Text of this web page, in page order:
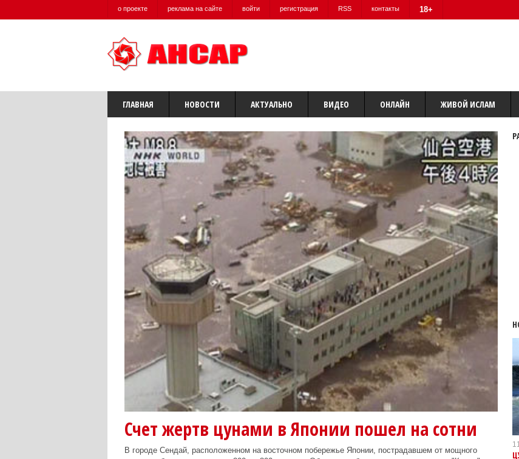
о проекте реклама на сайте войти регистрация RSS контакты 18+
ГЛАВНАЯ НОВОСТИ АКТУАЛЬНО ВИДЕО ОНЛАЙН ЖИВОЙ ИСЛАМ
Счет жертв цунами в Японии пошел на сотни
В городе Сендай, расположенном на восточном побережье Японии, пострадавшем от мощного